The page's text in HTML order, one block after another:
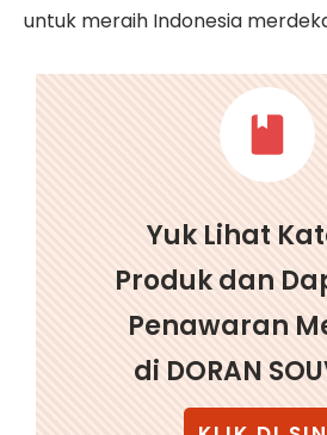
untuk meraih Indonesia
Yuk Lihat
Produk dan
Penawaran
di DORAN